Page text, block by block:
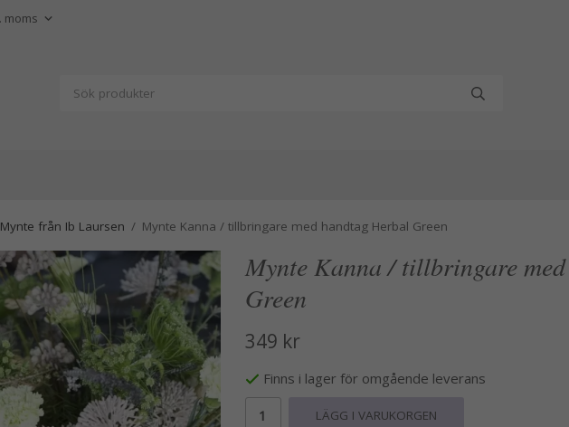
Mynte från Ib Laursen / Mynte Kanna / tillbringare med handtag Herbal Green
Mynte Kanna / tillbringare
Green
349 kr
Finns i lager för omgående leverans
LÄGG I VARUKORGEN